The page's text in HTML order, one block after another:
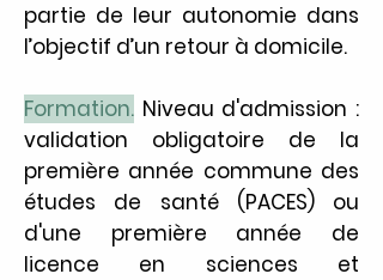
partie de leur autonomie dans
l’objectif d’un retour à domicile.
Formation. Niveau d'admission :
validation obligatoire de la
première année commune des
études de santé (PACES) ou
d'une première année de
licence en sciences et